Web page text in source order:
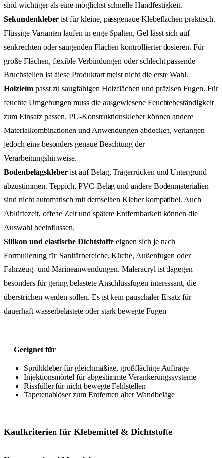
sind wichtiger als eine möglichst schnelle Handfestigkeit.
Sekundenkleber ist für kleine, passgenaue Klebeflächen praktisch.
Flüssige Varianten laufen in enge Spalten, Gel lässt sich auf
senkrechten oder saugenden Flächen kontrollierter dosieren. Für
große Flächen, flexible Verbindungen oder schlecht passende
Bruchstellen ist diese Produktart meist nicht die erste Wahl.
Holzleim passt zu saugfähigen Holzflächen und präzisen Fugen. Für
feuchte Umgebungen muss die ausgewiesene Feuchtebeständigkeit
zum Einsatz passen. PU-Konstruktionskleber können andere
Materialkombinationen und Anwendungen abdecken, verlangen
jedoch eine besonders genaue Beachtung der
Verarbeitungshinweise.
Bodenbelagskleber ist auf Belag, Trägerrücken und Untergrund
abzustimmen. Teppich, PVC-Belag und andere Bodenmaterialien
sind nicht automatisch mit demselben Kleber kompatibel. Auch
Ablüftezeit, offene Zeit und spätere Entfernbarkeit können die
Auswahl beeinflussen.
Silikon und elastische Dichtstoffe eignen sich je nach
Formulierung für Sanitärbereiche, Küche, Außenfugen oder
Fahrzeug- und Marineanwendungen. Maleracryl ist dagegen
besonders für gering belastete Anschlussfugen interessant, die
überstrichen werden sollen. Es ist kein pauschaler Ersatz für
dauerhaft wasserbelastete oder stark bewegte Fugen.
Geeignet für
Sprühkleber für gleichmäßige, großflächige Aufträge
Injektionsmörtel für abgestimmte Verankerungssysteme
Rissfüller für nicht bewegte Fehlstellen
Tapetenablöser zum Entfernen alter Wandbeläge
Kaufkriterien für Klebemittel & Dichtstoffe